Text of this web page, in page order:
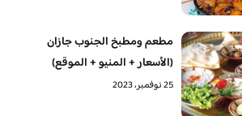
مطعم ومطبخ الجنوب جازان
(الأسعار + المنيو + الموقع)
25 نوفمبر، 2023